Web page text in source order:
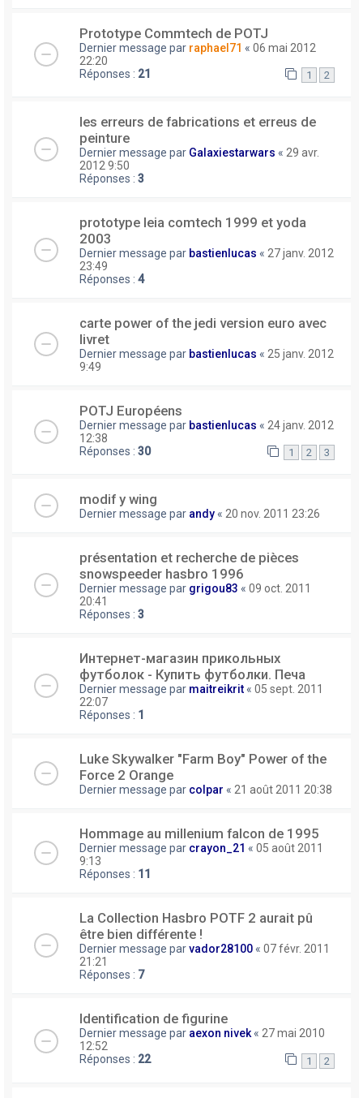
Prototype Commtech de POTJ
Dernier message par raphael71 « 06 mai 2012
22:20
Réponses : 21 1 2
les erreurs de fabrications et erreus de
peinture
Dernier message par Galaxiestarwars « 29 avr.
2012 9:50
Réponses : 3
prototype leia comtech 1999 et yoda
2003
Dernier message par bastienlucas « 27 janv. 2012
23:49
Réponses : 4
carte power of the jedi version euro avec
livret
Dernier message par bastienlucas « 25 janv. 2012
9:49
POTJ Européens
Dernier message par bastienlucas « 24 janv. 2012
12:38
Réponses : 30 1 2 3
modif y wing
Dernier message par andy « 20 nov. 2011 23:26
présentation et recherche de pièces
snowspeeder hasbro 1996
Dernier message par grigou83 « 09 oct. 2011
20:41
Réponses : 3
Интернет-магазин прикольных
футболок - Купить футболки. Печа
Dernier message par maitreikrit « 05 sept. 2011
22:07
Réponses : 1
Luke Skywalker "Farm Boy" Power of the
Force 2 Orange
Dernier message par colpar « 21 août 2011 20:38
Hommage au millenium falcon de 1995
Dernier message par crayon_21 « 05 août 2011
9:13
Réponses : 11
La Collection Hasbro POTF 2 aurait pû
être bien différente !
Dernier message parvador28100 « 07 févr. 2011
21:21
Réponses : 7
Identification de figurine
Dernier message par aexon nivek« 27 mai 2010
12:52
Réponses : 22 1 2